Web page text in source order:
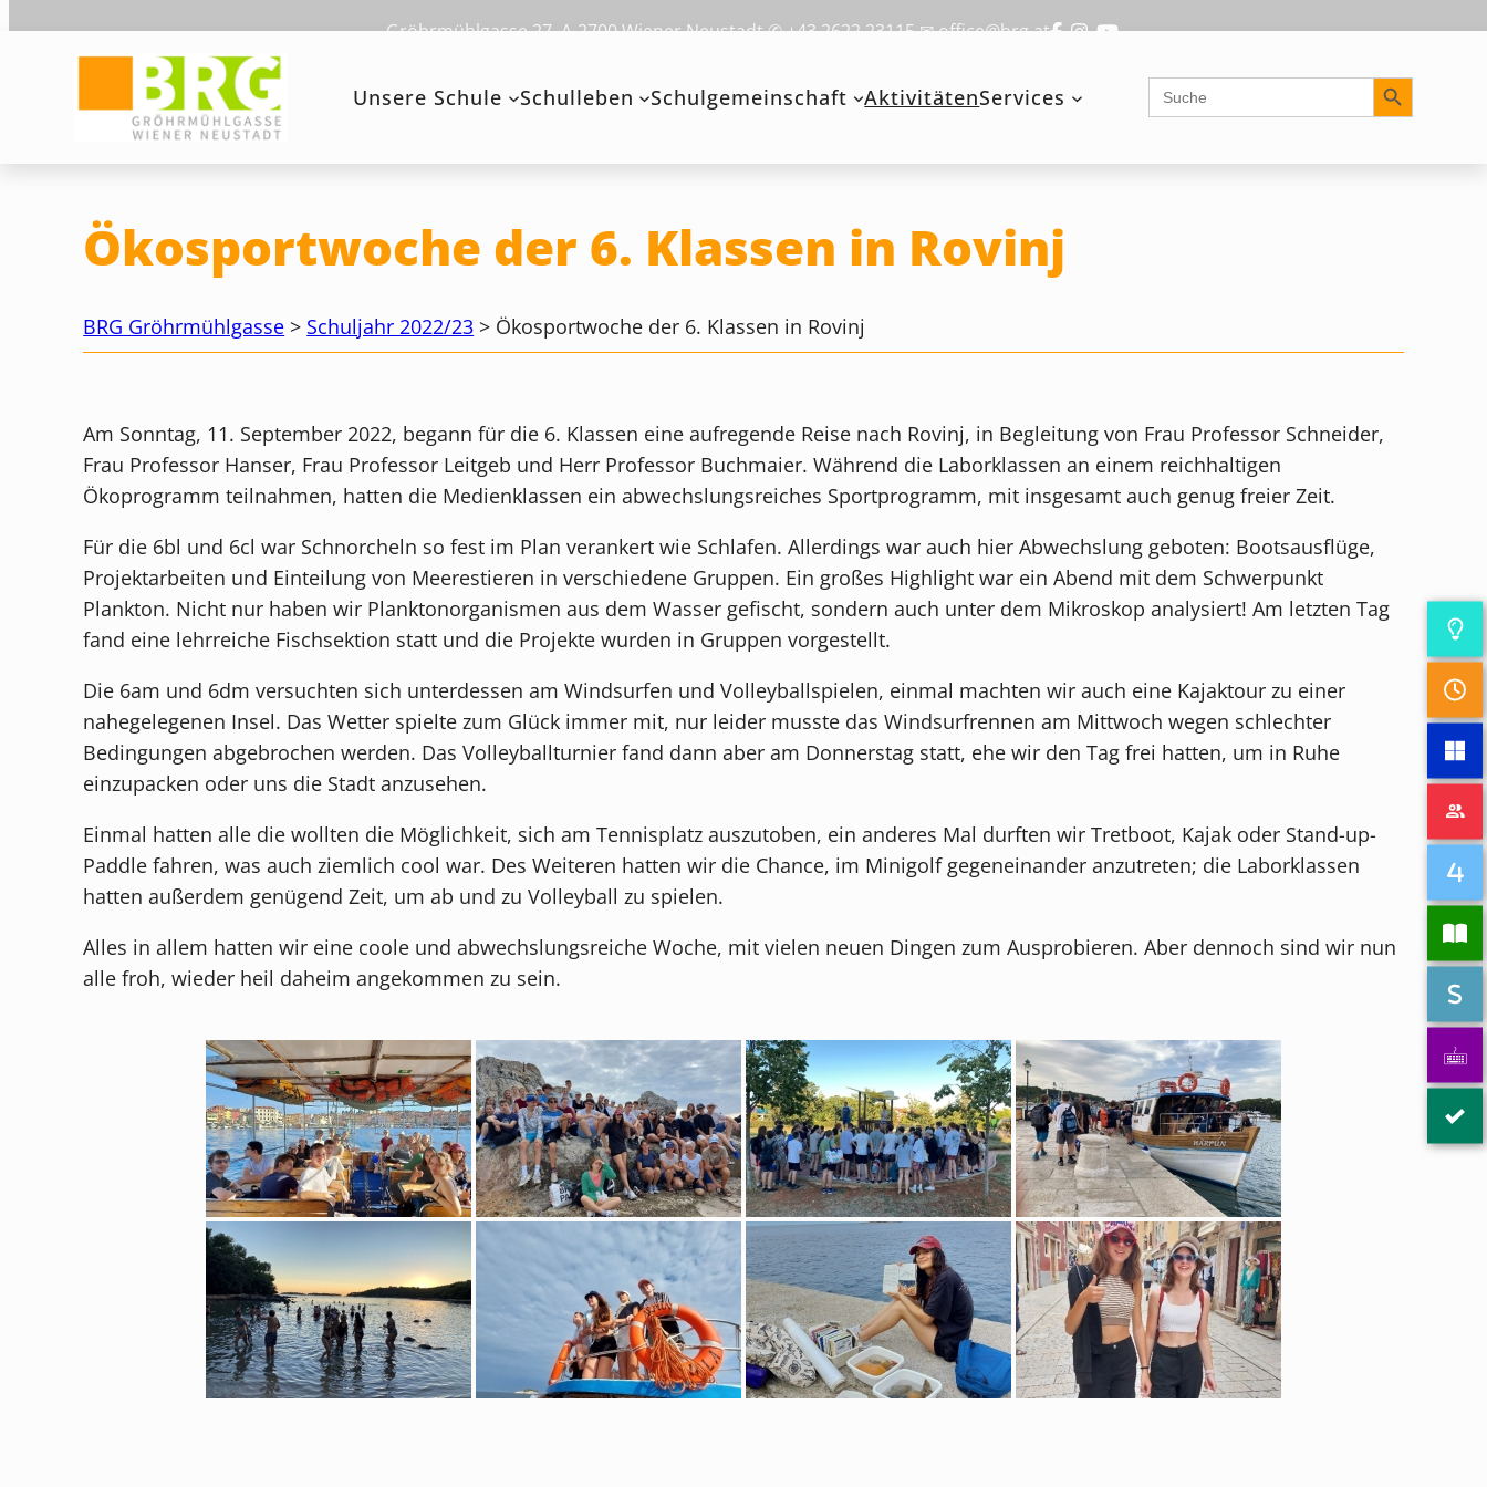
Gröhrmühlgasse 27, A-2700 Wiener Neustadt ✆ +43 2622 23115 ✉ office@brg.at
Unsere Schule Schulleben Schulgemeinschaft AktivitätenServices Search
for:
Search Button
Ökosportwoche der 6. Klassen in Rovinj
BRG Gröhrmühlgasse > Schuljahr 2022/23 > Ökosportwoche der 6. Klassen in Rovinj
Am Sonntag, 11. September 2022, begann für die 6. Klassen eine aufregende Reise nach Rovinj, in Begleitung von Frau Professor Schneider,
Frau Professor Hanser, Frau Professor Leitgeb und Herr Professor Buchmaier. Während die Laborklassen an einem reichhaltigen
Ökoprogramm teilnahmen, hatten die Medienklassen ein abwechslungsreiches Sportprogramm, mit insgesamt auch genug freier Zeit.
Für die 6bl und 6cl war Schnorcheln so fest im Plan verankert wie Schlafen. Allerdings war auch hier Abwechslung geboten: Bootsausflüge,
Projektarbeiten und Einteilung von Meerestieren in verschiedene Gruppen. Ein großes Highlight war ein Abend mit dem Schwerpunkt
Plankton. Nicht nur haben wir Planktonorganismen aus dem Wasser gefischt, sondern auch unter dem Mikroskop analysiert! Am letzten Tag
fand eine lehrreiche Fischsektion statt und die Projekte wurden in Gruppen vorgestellt.
Die 6am und 6dm versuchten sich unterdessen am Windsurfen und Volleyballspielen, einmal machten wir auch eine Kajaktour zu einer
nahegelegenen Insel. Das Wetter spielte zum Glück immer mit, nur leider musste das Windsurfrennen am Mittwoch wegen schlechter
Bedingungen abgebrochen werden. Das Volleyballturnier fand dann aber am Donnerstag statt, ehe wir den Tag frei hatten, um in Ruhe
einzupacken oder uns die Stadt anzusehen.
Einmal hatten alle die wollten die Möglichkeit, sich am Tennisplatz auszutoben, ein anderes Mal durften wir Tretboot, Kajak oder Stand-up-
Paddle fahren, was auch ziemlich cool war. Des Weiteren hatten wir die Chance, im Minigolf gegeneinander anzutreten; die Laborklassen
hatten außerdem genügend Zeit, um ab und zu Volleyball zu spielen.
Alles in allem hatten wir eine coole und abwechslungsreiche Woche, mit vielen neuen Dingen zum Ausprobieren. Aber dennoch sind wir nun
alle froh, wieder heil daheim angekommen zu sein.